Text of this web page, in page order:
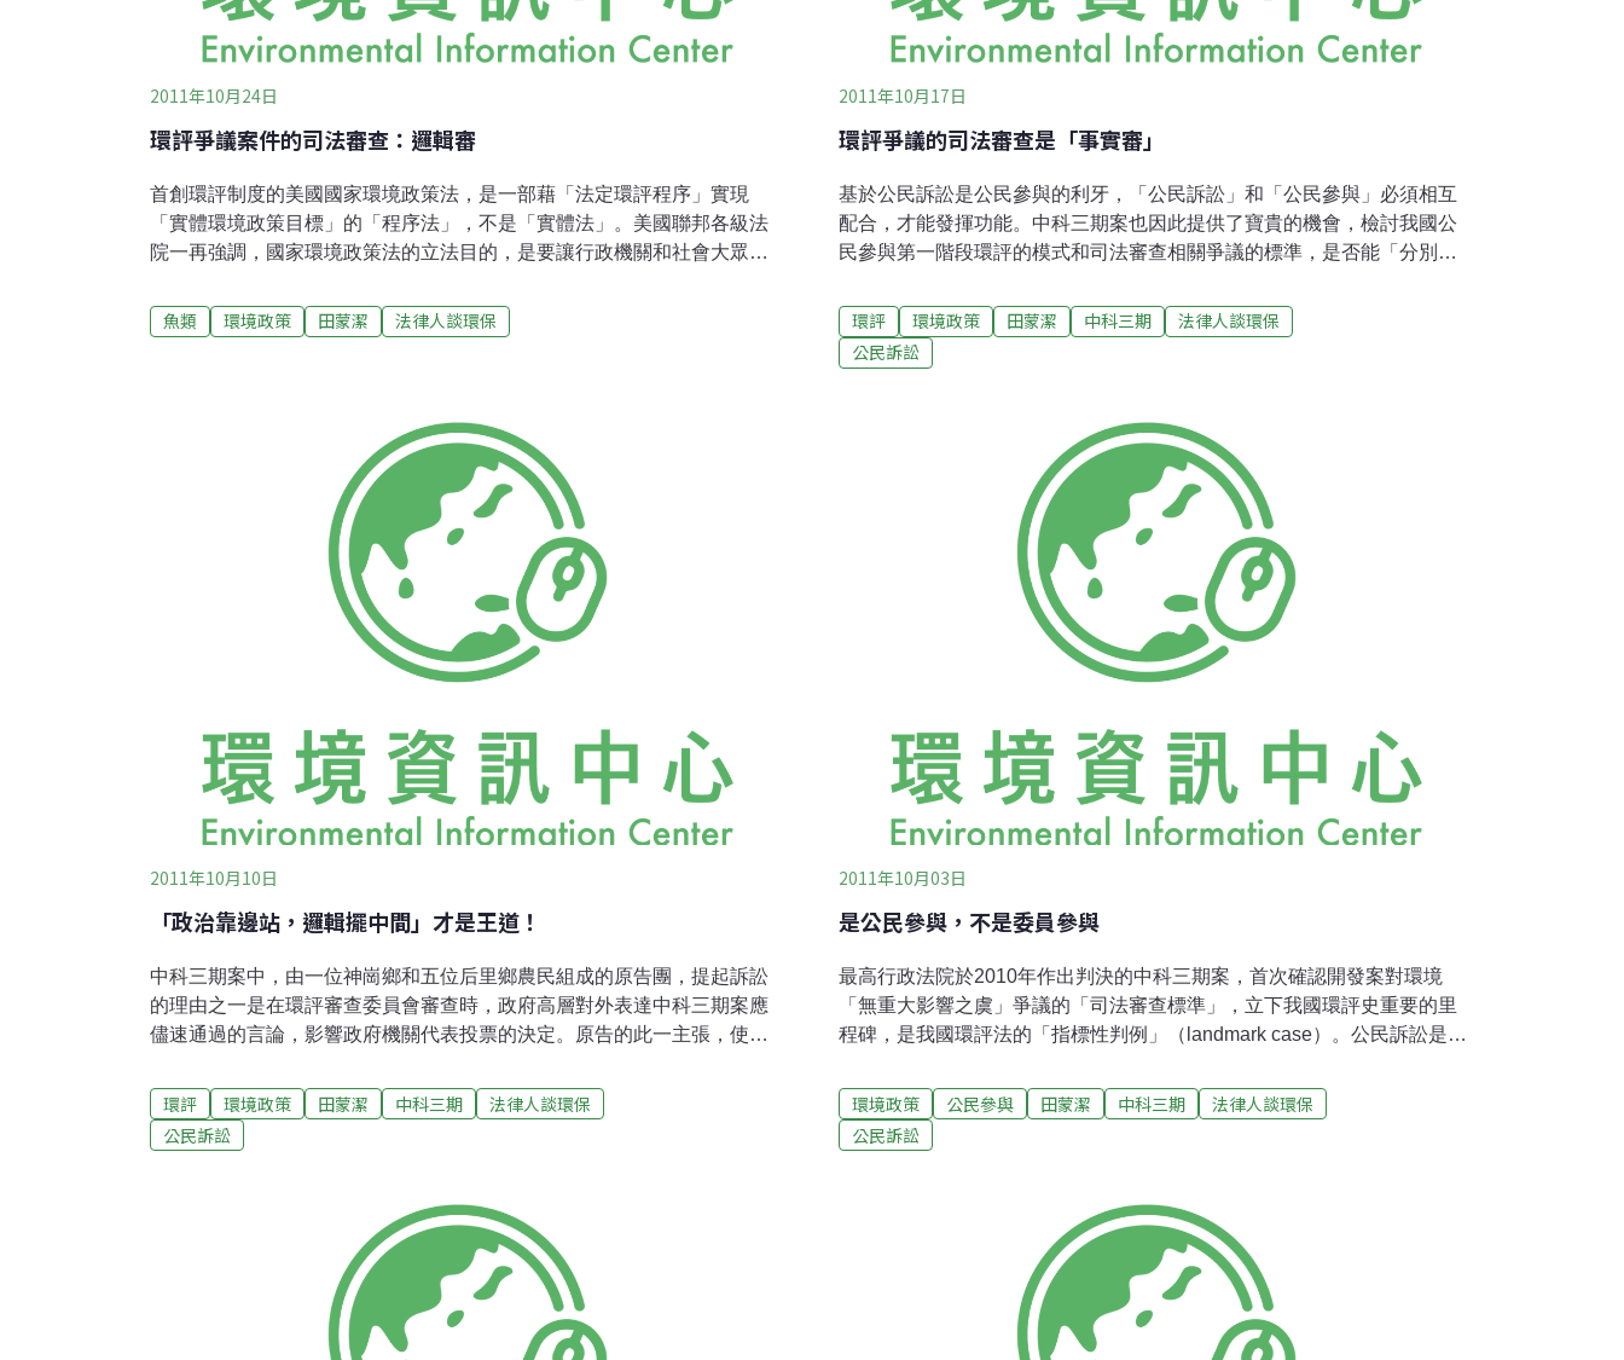
2011年10月24日
環評爭議案件的司法審查：邏輯審
首創環評制度的美國國家環境政策法，是一部藉「法定環評程序」實現
「實體環境政策目標」的「程序法」，不是「實體法」。美國聯邦各級法
院一再強調，國家環境政策法的立法目的，是要讓行政機關和社會大眾能
案影響環境的因素、合理替代方案以及開發案可能對環境造成的後果，目
的不是防止行政機關不智的決定（unwise decision-making），而是確保行
質，實現國家環境政策法的環保政策目標。美國聯邦法院審查環評爭議
時，就是遵照上述的立法目的進行審查。學習過邏輯的人很容易就能看
出，「經過深思熟慮後做出有理由和有根據的決定」，指的就是邏輯的理
性原則，故法院審查環評爭
魚類 環境政策 田蒙潔 法律人談環保
2011年10月17日
環評爭議的司法審查是「事實審」
基於公民訴訟是公民參與的利牙，「公民訴訟」和「公民參與」必須相互
配合，才能發揮功能。中科三期案也因此提供了寶貴的機會，檢討我國公
民參與第一階段環評的模式和司法審查相關爭議的標準，是否能「分別調
為我國環評史的下一個里程碑奠定基礎。從最高行政法院在中科三期案中
確認的審查標準和審查脈絡，可以確定的是，我國未來環評爭議的司法審
查標準和美國聯邦法院一樣，都是事實審，而非法律審。美國聯邦最高法
Resources Council 案。在該案中，美國陸軍工程隊在奧勒岡州的一條河上
興建三座水霸，當陸軍工程隊撰寫完成環境影響評估報告書後，新發表的
二份研究報告顯示水霸工程對環境的負面影響，超過原來的預期，但陸軍
工程隊拒絕撰寫補充環境影響評估報告書，環保團體
環評 環境政策 田蒙潔 中科三期
法律人談環保
公民訴訟
2011年10月10日
「政治靠邊站，邏輯擺中間」才是王道！
中科三期案中，由一位神崗鄉和五位后里鄉農民組成的原告團，提起訴訟
的理由之一是在環評審查委員會審查時，政府高層對外表達中科三期案應
儘速通過的言論，影響政府機關代表投票的決定。原告的此一主張，使得
Association of the U.S. v. State Farm Mutual Automobile Insurance Co.
案，在美國行政法上的地位。State Farm案的時代背景是1981年雷根總統
上台主政。雷根總統的「施政理念」是「放鬆管制」或「解除管制」
部為配合雷根總統的施政理念和政治承諾，撤銷了運作多年的強制安裝汽
車安全帶的法規草案，該行政法規的目的是保障公眾的行車安全。State
Farm案上訴至聯邦最高法
環評 環境政策 田蒙潔 中科三期
法律人談環保
公民訴訟
2011年10月03日
是公民參與，不是委員參與
最高行政法院於2010年作出判決的中科三期案，首次確認開發案對環境
「無重大影響之虞」爭議的「司法審查標準」，立下我國環評史重要的里
程碑，是我國環評法的「指標性判例」（landmark case）。公民訴訟是公
科三期案這樣的指標性判例，有意參與環評的公民和團體有必要仔細研究
法院審查的原則和脈絡，作為未來參與環評時最重要的策略依據。中科三
期案的初審和終審法院，都作出撤銷一階環評結論的判決，受到環保團體
員會之審查委員周晉澄先生的專業意見，而且兩院都特別強調周委員的
「審查委員身分」和「專業背景」。法院在審查環評爭議案件時，是否要
考慮意見提出者的身分和專業背景，值得深究。美國國家環境政策法首創
的公民參與環評的制度設計，源自於美國行政程序法的公民參與行政法規
環境政策 公民參與 田蒙潔 中科三期
法律人談環保
公民訴訟